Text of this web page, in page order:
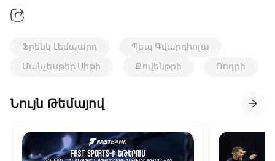
Ֆրենկ Լեմպարդ
Պեպ Գվարդիոլա
Մանչեսթեր Սիթի
Քովենթրի Ռոդրի
Նույն Թեմայով